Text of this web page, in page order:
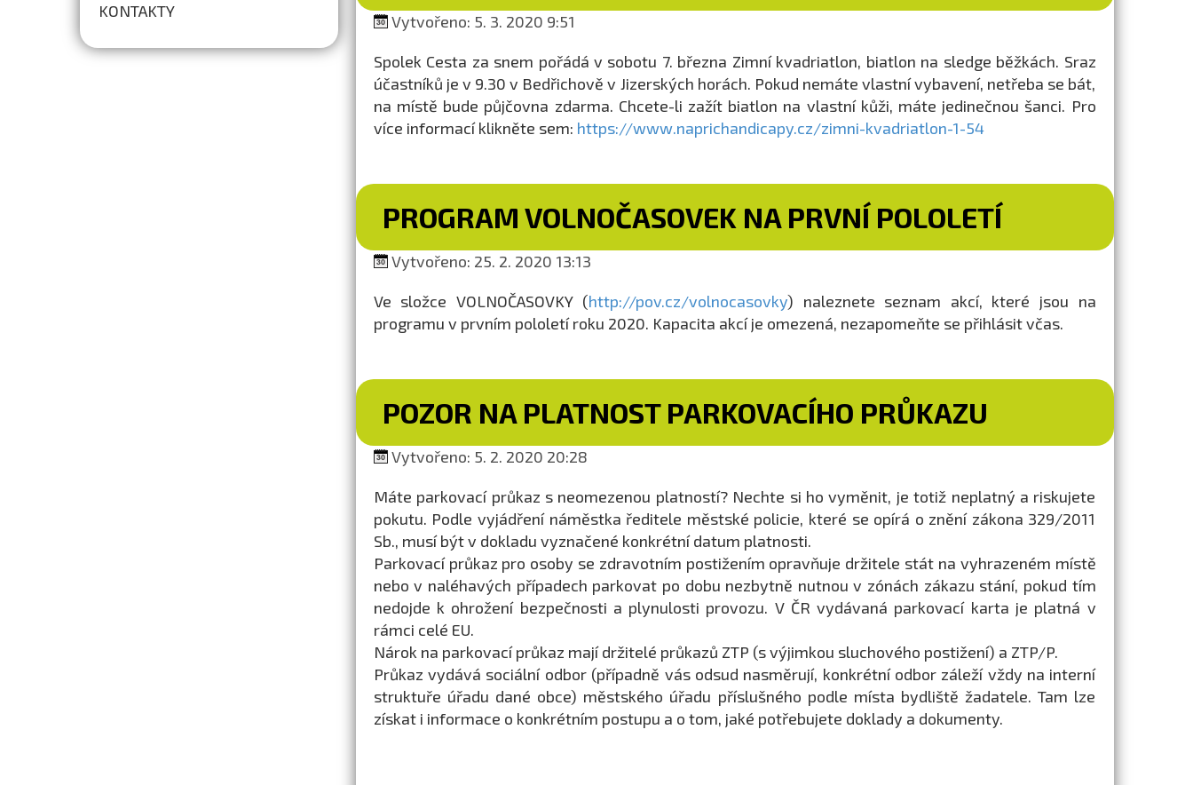
KONTAKTY
Vytvořeno: 5. 3. 2020 9:51
Spolek Cesta za snem pořádá v sobotu 7. března Zimní kvadriatlon, biatlon na sledge běžkách. Sraz
účastníků je v 9.30 v Bedřichově v Jizerských horách. Pokud nemáte vlastní vybavení, netřeba se bát,
na místě bude půjčovna zdarma. Chcete-li zažít biatlon na vlastní kůži, máte jedinečnou šanci. Pro
více informací klikněte sem: https://www.naprichandicapy.cz/zimni-kvadriatlon-1-54
PROGRAM VOLNOČASOVEK NA PRVNÍ POLOLETÍ
Vytvořeno: 25. 2. 2020 13:13
Ve složce VOLNOČASOVKY (http://pov.cz/volnocasovky) naleznete seznam akcí, které jsou na
programu v prvním pololetí roku 2020. Kapacita akcí je omezená, nezapomeňte se přihlásit včas.
POZOR NA PLATNOST PARKOVACÍHO PRŮKAZU
Vytvořeno: 5. 2. 2020 20:28
Máte parkovací průkaz s neomezenou platností? Nechte si ho vyměnit, je totiž neplatný a riskujete
pokutu. Podle vyjádření náměstka ředitele městské policie, které se opírá o znění zákona 329/2011
Sb., musí být v dokladu vyznačené konkrétní datum platnosti.
Parkovací průkaz pro osoby se zdravotním postižením opravňuje držitele stát na vyhrazeném místě
nebo v naléhavých případech parkovat po dobu nezbytně nutnou v zónách zákazu stání, pokud tím
nedojde k ohrožení bezpečnosti a plynulosti provozu. V ČR vydávaná parkovací karta je platná v
rámci celé EU.
Nárok na parkovací průkaz mají držitelé průkazů ZTP (s výjimkou sluchového postižení) a ZTP/P.
Průkaz vydává sociální odbor (případně vás odsud nasměrují, konkrétní odbor záleží vždy na interní
struktuře úřadu dané obce) městského úřadu příslušného podle místa bydliště žadatele. Tam lze
získat i informace o konkrétním postupu a o tom, jaké potřebujete doklady a dokumenty.